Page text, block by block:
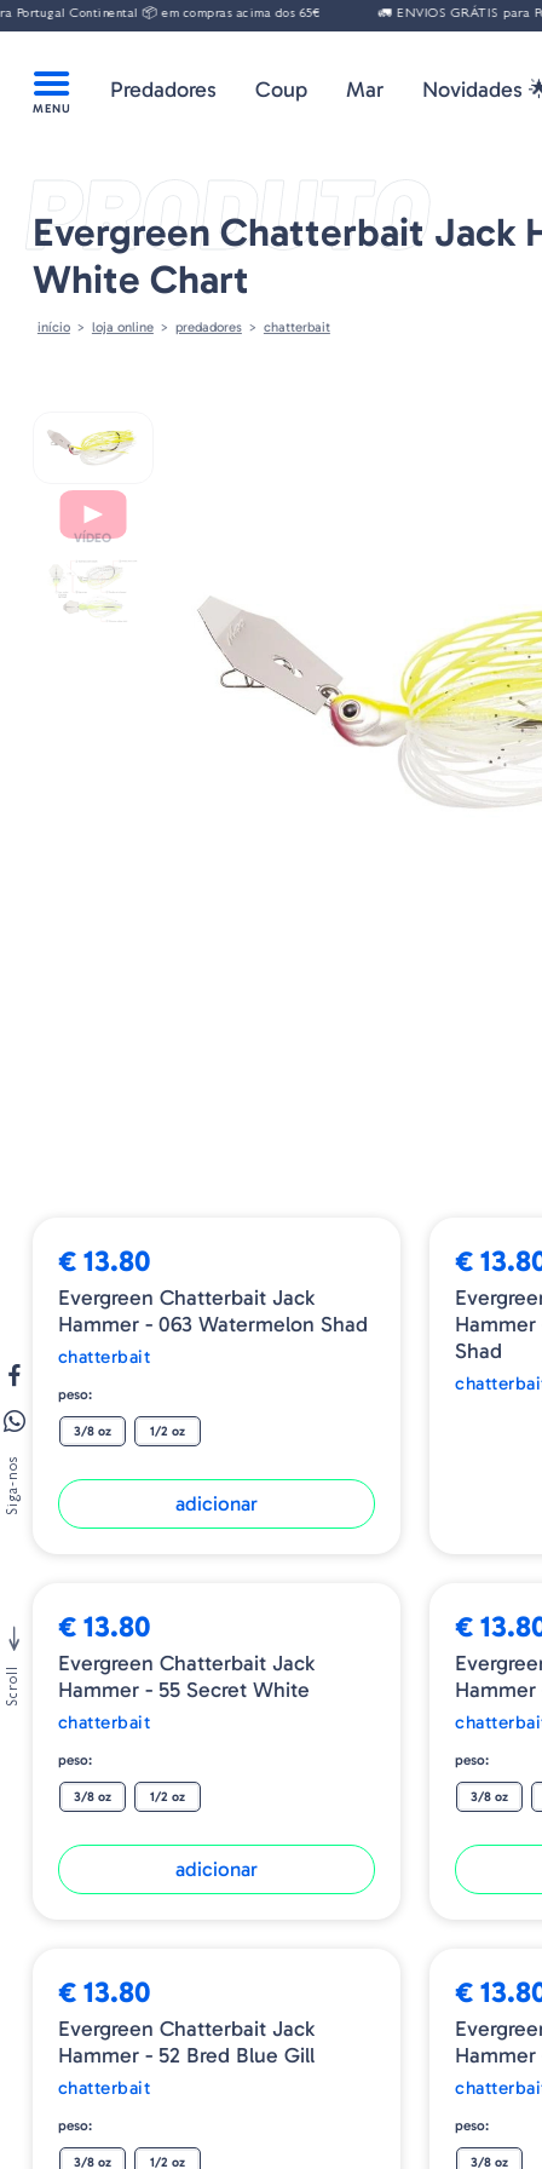
Continental 📦 em compras acima dos 65€ 🚛 ENVIOS GRÁTIS para Portugal
Predadores Coup Mar Novidades
PRODUTO
Evergreen Chatterbait Jack
White Chart
início loja online predadores chatterbait
€ 13.80
Evergreen Chatterbait Jack
Hammer - 063 Watermelon Shad
chatterbait
peso:
3/8 oz 1/2 oz
adicionar
€
Hammer
Shad
€ 13.80
Evergreen Chatterbait Jack
Hammer - 55 Secret White
chatterbait
peso:
3/8 oz 1/2 oz
adicionar
€
Hammer
peso:
3/8 oz
€ 13.80
Evergreen Chatterbait Jack
Hammer - 52 Bred Blue Gill
chatterbait
peso:
3/8 oz 1/2 oz
€
peso:
3/8 oz
Siga-nos
Scroll